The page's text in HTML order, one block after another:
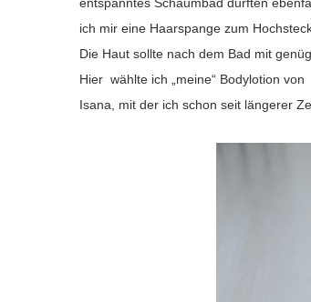
ich mir eine Haarspange zum
Die Haut sollte nach dem Bad mit
Hier wählte ich „meine“ Bodylotion von
Isana, mit der ich schon seit längerer